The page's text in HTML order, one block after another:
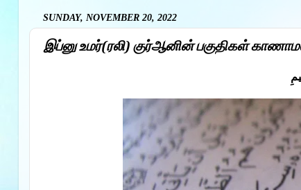
SUNDAY, NOVEMBER 20, 2022
இப்னு உமர்(ரலி) குர்ஆனின் பகுதிகள்